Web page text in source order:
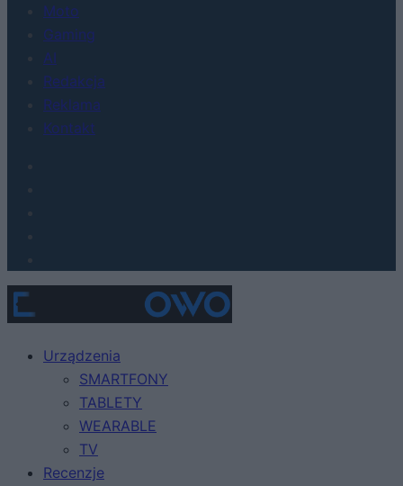
Moto
Gaming
AI
Redakcja
Reklama
Kontakt
Urządzenia
SMARTFONY
TABLETY
WEARABLE
TV
Recenzje